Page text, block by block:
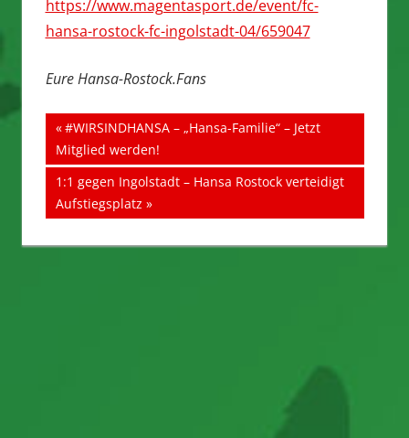
https://www.magentasport.de/event/fc-
hansa-rostock-fc-ingolstadt-04/659047
Eure Hansa-Rostock.Fans
Beitragsnavigation
Vorheriger
Beitrag:
#WIRSINDHANSA​​​​ – „Hansa-Familie“ – Jetzt
Mitglied werden!
Nächster
Beitrag:
1:1 gegen Ingolstadt – Hansa Rostock verteidigt
Aufstiegsplatz